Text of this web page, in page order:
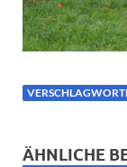
ÄHNLICHE